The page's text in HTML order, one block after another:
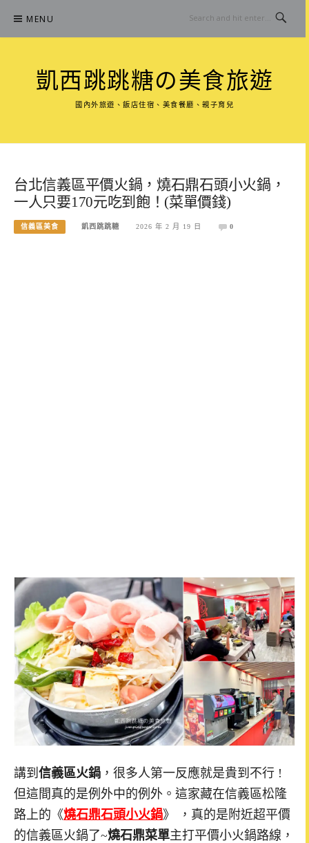
content
MENU
凱西跳跳糖の美食旅遊
國內外旅遊、飯店住宿、美食餐廳、親子育兒
台北信義區平價火鍋，燒石鼎石頭小火鍋，
一人只要170元吃到飽！(菜單價錢)
信義區美食 凱西跳跳糖 2026 年 2 月 19 日 0
講到 信義區火鍋 ，很多人第一反應就是貴到不行 !
但這間真的是例外中的例外。這家藏在信義區松隆
路上的《燒石鼎石頭小火鍋》 ，真的是附近超平價
的信義區火鍋了~燒石鼎菜單主打平價小火鍋路線，